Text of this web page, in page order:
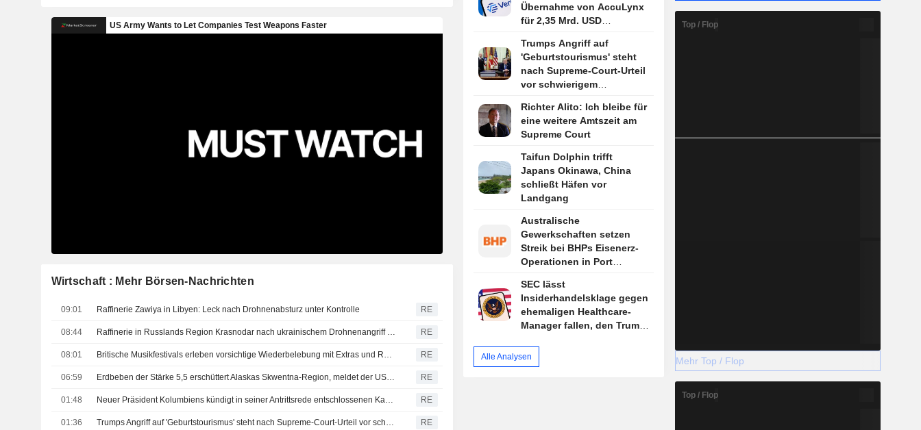
Wirtschaft : Mehr Börsen-Nachrichten
09:01 Raffinerie Zawiya in Libyen: Leck nach Drohnenabsturz unter Kontrolle RE
08:44 Raffinerie in Russlands Region Krasnodar nach ukrainischem Drohnenangriff in Brand geraten RE
08:01 Britische Musikfestivals erleben vorsichtige Wiederbelebung mit Extras und Ratenzahlung RE
06:59 Erdbeben der Stärke 5,5 erschüttert Alaskas Skwentna-Region, meldet der USGS RE
01:48 Neuer Präsident Kolumbiens kündigt in seiner Antrittsrede entschlossenen Kampf gegen Kriminalität und fiskalische Disziplin an RE
01:36 Trumps Angriff auf 'Geburtstourismus' steht nach Supreme-Court-Urteil vor schwierigem Rechtsstreit RE
Übernahme von AccuLynx
für 2,35 Mrd. USD
Trumps Angriff auf
'Geburtstourismus' steht
nach Supreme-Court-Urteil
vor schwierigem
Richter Alito: Ich bleibe für
eine weitere Amtszeit am
Supreme Court
Taifun Dolphin trifft
Japans Okinawa, China
schließt Häfen vor
Landgang
Australische
Gewerkschaften setzen
Streik bei BHPs Eisenerz-
Operationen in Port
SEC lässt
Insiderhandelsklage gegen
ehemaligen Healthcare-
Manager fallen, den Trump
Alle Analysen
Top / Flop
Mehr Top / Flop
Top / Flop